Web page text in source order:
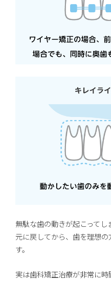
無駄な歯の動きが起こって
元に戻してから、歯を理想
す。
実は歯科矯正治療が非常に